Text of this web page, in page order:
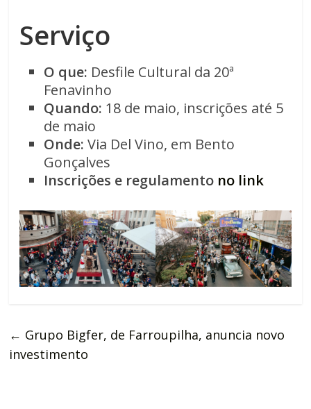
Serviço
O que: Desfile Cultural da 20ª
Fenavinho
Quando: 18 de maio, inscrições até 5
de maio
Onde: Via Del Vino, em Bento
Gonçalves
Inscrições e regulamento no link
← Grupo Bigfer, de Farroupilha, anuncia novo
investimento